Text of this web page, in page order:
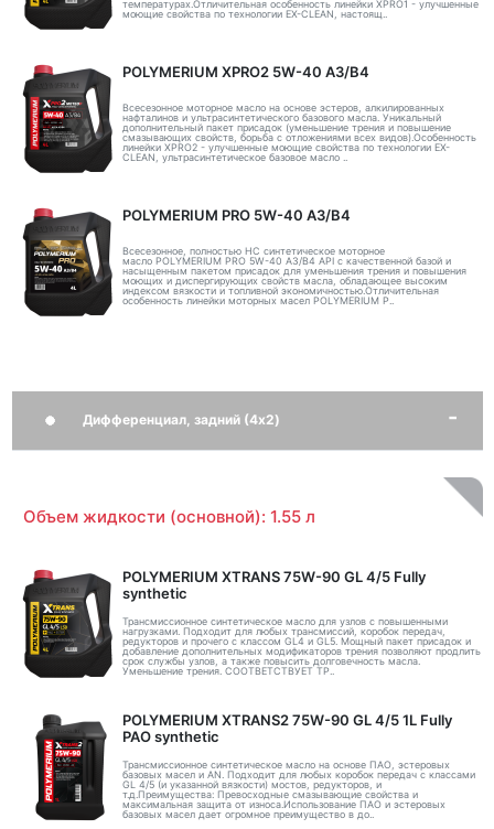
температурах.Отличительная особенность линейки XPRO1 - улучшенные
моющие свойства по технологии EX-CLEAN, настоящ..
POLYMERIUM XPRO2 5W-40 A3/B4
Всесезонное моторное масло на основе эстеров, алкилированных
нафталинов и ультрасинтетического базового масла. Уникальный
дополнительный пакет присадок (уменьшение трения и повышение
смазывающих свойств, борьба с отложениями всех видов).Особенность
линейки XPRO2 - улучшенные моющие свойства по технологии EX-
CLEAN, ультрасинтетическое базовое масло ..
POLYMERIUM PRO 5W-40 A3/B4
Всесезонное, полностью HC синтетическое моторное
масло POLYMERIUM PRO 5W-40 A3/B4 API с качественной базой и
насыщенным пакетом присадок для уменьшения трения и повышения
моющих и диспергирующих свойств масла, обладающее высоким
индексом вязкости и топливной экономичностью.Отличительная
особенность линейки моторных масел POLYMERIUM P..
Дифференциал, задний (4x2)
Объем жидкости (основной): 1.55 л
POLYMERIUM XTRANS 75W-90 GL 4/5 Fully
synthetic
Трансмиссионное синтетическое масло для узлов с повышенными
нагрузками. Подходит для любых трансмиссий, коробок передач,
редукторов и прочего с классом GL4 и GL5. Мощный пакет присадок и
добавление дополнительных модификаторов трения позволяют продлить
срок службы узлов, а также повысить долговечность масла.
Уменьшение трения. СООТВЕТСТВУЕТ ТР..
POLYMERIUM XTRANS2 75W-90 GL 4/5 1L Fully
PAO synthetic
Трансмиссионное синтетическое масло на основе ПАО, эстеровых
базовых масел и AN. Подходит для любых коробок передач с классами
GL 4/5 (и указанной вязкости) мостов, редукторов, и
т.д.Преимущества: Превосходные смазывающие свойства и
максимальная защита от износа.Использование ПАО и эстеровых
базовых масел дает огромное преимущество в до..